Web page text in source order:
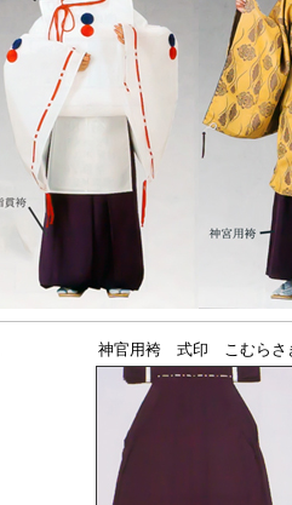
神官用袴 式印 こむらさ